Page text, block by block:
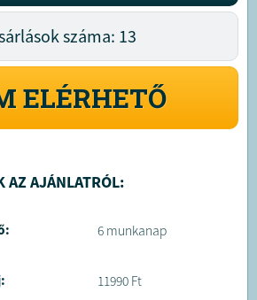
száma: 13
ELÉRHETŐ
AZ AJÁNLATRÓL:
6 munkanap
11990 Ft